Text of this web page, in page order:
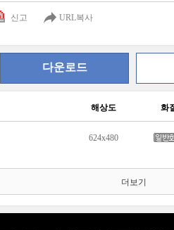
신고 URL복사
다운로드
해상도 화
624x480
더보기